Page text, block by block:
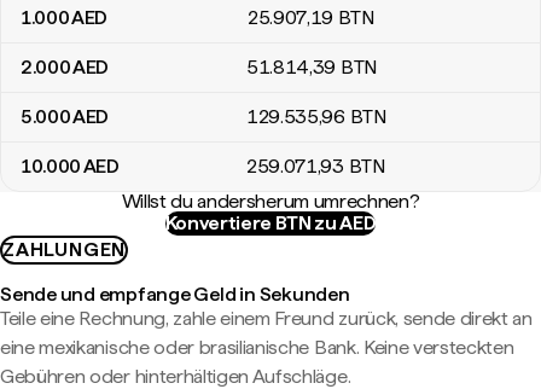
1.000AED 25.907,19 BTN
2.000AED 51.814,39 BTN
5.000AED 129.535,96 BTN
10.000AED 259.071,93 BTN
Willst du andersherum umrechnen?
Konvertiere BTN zu AED
ZAHLUNGEN
Sende und empfange Geld in Sekunden
Teile eine Rechnung, zahle einem Freund zurück, sende direkt an
eine mexikanische oder brasilianische Bank. Keine versteckten
Gebühren oder hinterhältigen Aufschläge.